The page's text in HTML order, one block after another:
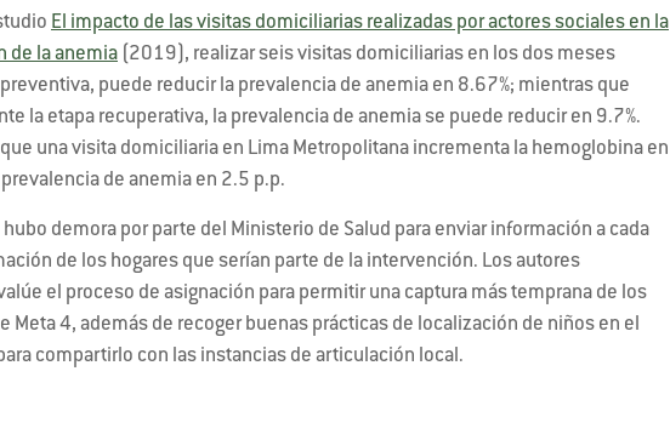
El impacto de las visitas domiciliarias realizadas por actores sociales en la
de la anemia (2019), realizar seis visitas domiciliarias en los dos meses
puede reducir la prevalencia de anemia en 8.67%; mientras que
la etapa recuperativa, la prevalencia de anemia se puede reducir en 9.7%.
una visita domiciliaria en Lima Metropolitana incrementa la hemoglobina en
de anemia en 2.5 p.p.
demora por parte del Ministerio de Salud para enviar información a cada
de los hogares que serían parte de la intervención. Los autores
el proceso de asignación para permitir una captura más temprana de los
Meta 4, además de recoger buenas prácticas de localización de niños en el
compartirlo con las instancias de articulación local.